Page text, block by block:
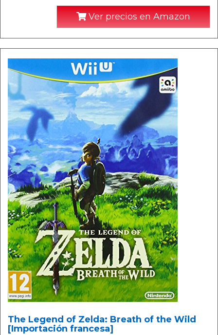
Ver precios en Amazon
The Legend of Zelda: Breath of the Wild
[Importación francesa]